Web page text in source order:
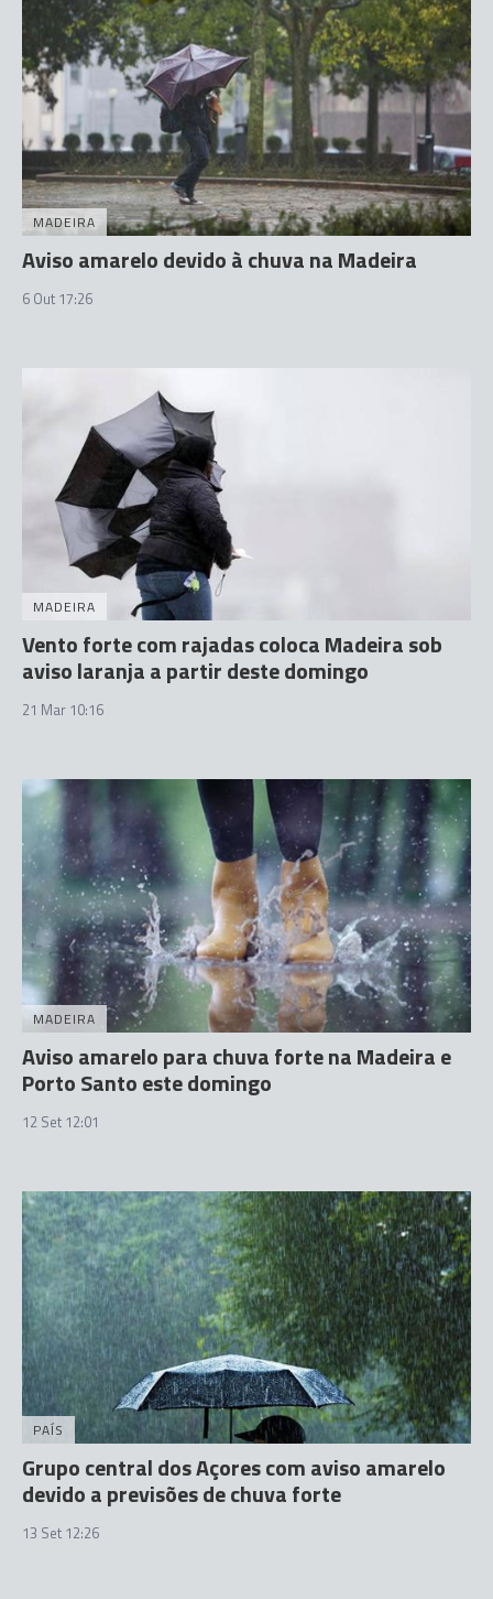
MADEIRA
Aviso amarelo devido à chuva na Madeira
6 Out 17:26
MADEIRA
Vento forte com rajadas coloca Madeira sob
aviso laranja a partir deste domingo
21 Mar 10:16
MADEIRA
Aviso amarelo para chuva forte na Madeira e
Porto Santo este domingo
12 Set 12:01
PAÍS
Grupo central dos Açores com aviso amarelo
devido a previsões de chuva forte
13 Set 12:26